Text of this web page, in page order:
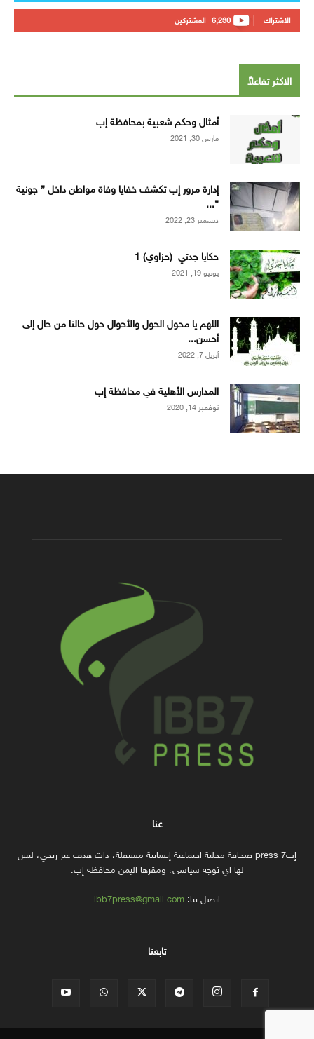
6,230 المشتركين الاشتراك
الاكثر تفاعلاً
أمثال وحكم شعبية بمحافظة إب
مارس 30, 2021
إدارة مرور إب تكشف خفايا وفاة مواطن داخل ” جونية
”...
ديسمبر 23, 2022
حكايا جدتي (حزاوي) 1
يونيو 19, 2021
اللهم يا محول الحول والأحوال حول حالنا من حال إلى
أحسن...
أبريل 7, 2022
المدارس الأهلية في محافظة إب
نوفمبر 14, 2020
عنا
إب7 press صحافة محلية اجتماعية إنسانية مستقلة، ذات هدف غير ربحي، ليس
لها اي توجه سياسي، ومقرها اليمن محافظة إب.
اتصل بنا: ibb7press@gmail.com
تابعنا